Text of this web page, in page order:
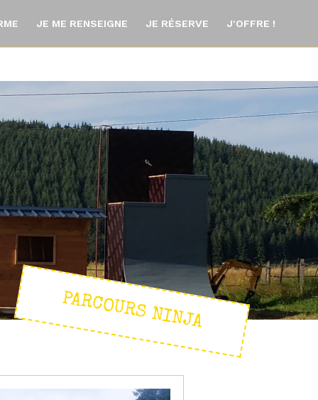
JE ME RENSEIGNE JE RÉSERVE J'OFFRE !
PARCOURS NINJA